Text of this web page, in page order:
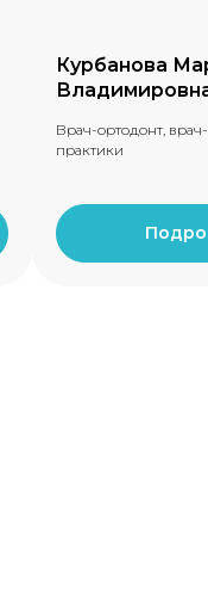
Курбанова
Врач-ортодонт,
практики